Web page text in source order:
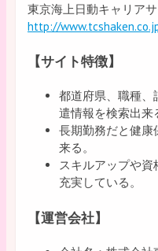
東京海上日動キャリア
http://
【サイト特徴】
都道府県、職種、
遣情報を検索出来
長期勤務だと健康
来る。
スキルアップや
充実している。
【運営会社】